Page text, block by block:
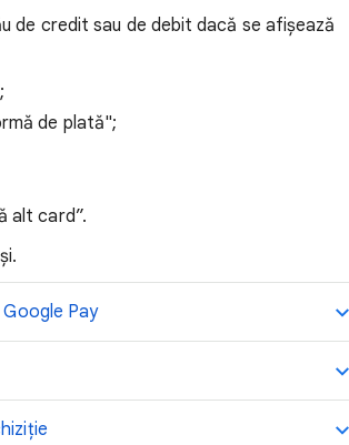
de credit sau de debit dacă se afișează
de plată";
alt card”.
Pay